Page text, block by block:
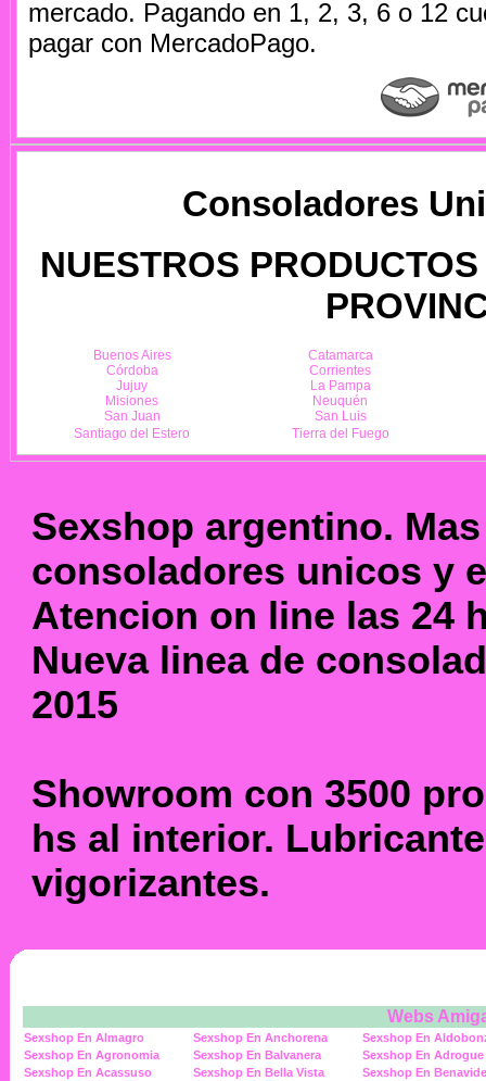
mercado. Pagando en 1, 2, 3, 6 o 12
pagar con MercadoPago.
Consoladores
NUESTROS
Buenos Aires
Catamarca
Córdoba
Corrientes
Jujuy
La Pampa
Misiones
Neuquén
San Juan
San Luis
Santiago del Estero
Tierra del Fuego
Sexshop argentino.
consoladores unicos y
Atencion on line las 24
Nueva linea de
2015
Showroom con 3500
hs al interior.
vigorizantes.
Webs
Sexshop En Almagro Sexshop En Anchorena
Sexshop En
Sexshop En Agronomia
Sexshop En Balvanera
Sexshop En Adrogue
Sexshop En Acassuso
Sexshop En Bella Vista
Sexshop En